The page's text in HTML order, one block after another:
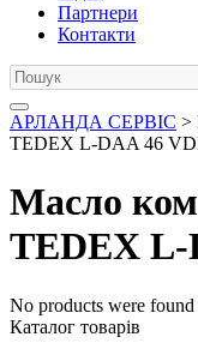
Партнери
Контакти
АРЛАНДА СЕРВІС >
TEDEX L-DAA 46
Масло
TEDEX L-
No products were
Каталог товарів